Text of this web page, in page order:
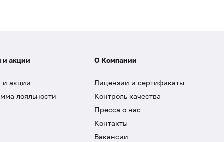
и акции
и акции
лояльности
О Компании
Лицензии и сертификаты
Контроль качества
Пресса о нас
Контакты
Вакансии